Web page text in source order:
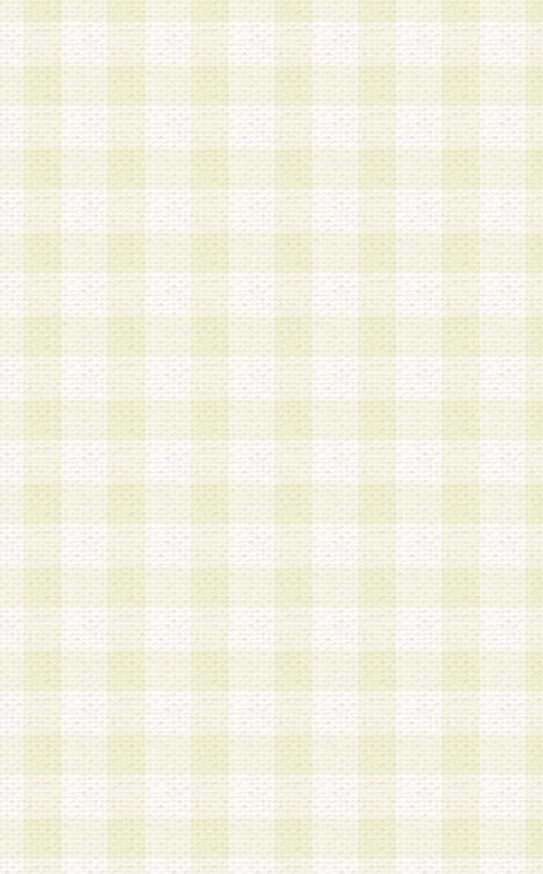
2.当社は、会員個人を識別することのできる情報
会員情報を本人の承諾なく第三者に開示すること
人を識別できる情報について第三者に開示または
社は事前に会員本人の同意を得るものとします。
3.前項の定めに拘わらず、当社は、以下の目的に
意を 得ることなく、会員個人を識別できる情報
づき選定した委託業者に対して当社の責任におい
できるものとします。な お、当社は、当該委託
契約を締結しこれを遵守させるとともに、本規約
の注意をもって当該情報を使用させるものとし ま
a.本サービスに係る謝礼、景品、調査サンプル品
b.会員からの電話、メール等の問い合わせなどへ
c.モバイルリサーチ、またはグループ形式による
実施もしくは運営
d.その他これらに付随する業務
4.会員は、住所、電話番号その他の登録情報につ
合は、速やかに当社所定の変更手続きを行うもの
5.当社は、必要と認めた場合、会員に対して、電
手段により登録情報の対象者が会員登録者本人で
の内容が正確であること、アンケートの回答内容
うことができるものとます。
6.会員は、会員登録後当社が定期的に行う登録情
して、当社指定の期間内に更新手続きを行うもの
該期間内に更新手続きを行わない場合、その時点
発行したポイントは失効されるものとします。